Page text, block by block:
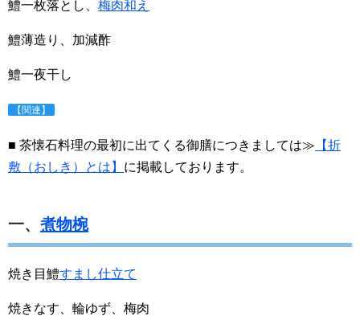
鱧一枚落とし、 梅肉和え
鱧薄造り、加減酢
鱧一夜干し
【関連】
■ 茶懐石料理の最初に出てくる御膳につきましては≫ 【折
敷（おしき）とは】 に掲載しております。
一、 煮物椀
焼き目鱧すまし仕立て
焼きなす、輪ゆず、梅肉